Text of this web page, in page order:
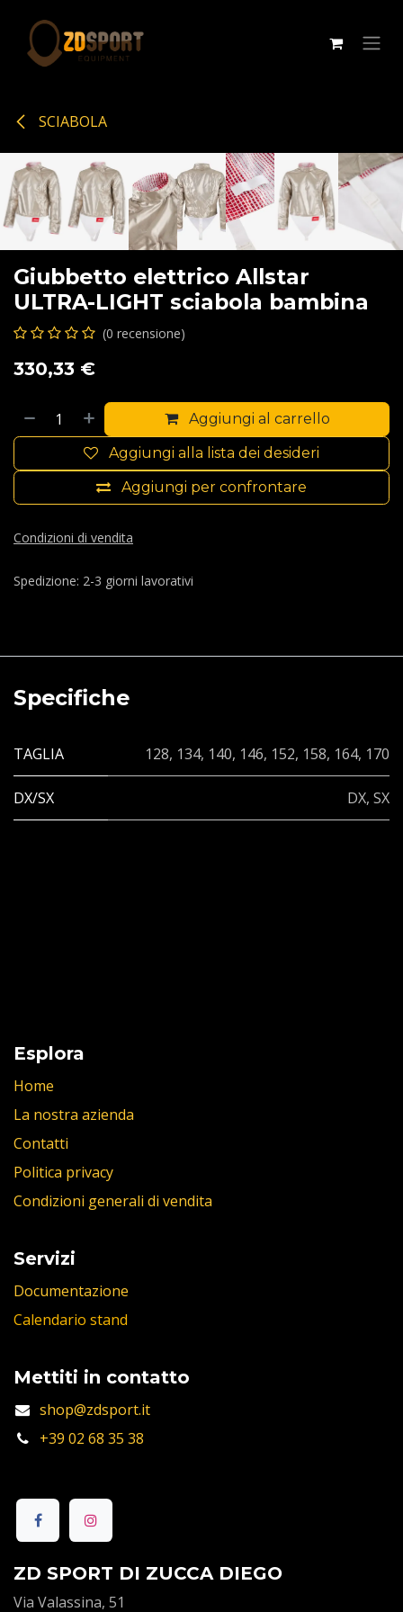
SCIABOLA
Giubbetto elettrico Allstar
ULTRA-LIGHT sciabola bambina
(0 recensione)
330,33 €
Aggiungi al carrello
Aggiungi per confrontare
Aggiungi alla lista dei desideri
Condizioni di vendita
Spedizione: 2-3 giorni lavorativi
Specifiche
TAGLIA 128, 134, 140, 146, 152, 158, 164, 170
DX/SX DX, SX
Esplora
Home
La nostra azienda
Contatti
Politica privacy
Condizioni generali di vendita
Servizi
Documentazione
Calendario stand
Mettiti in contatto
shop@zdsport.it
+39 02 68 35 38
ZD SPORT DI ZUCCA DIEGO
Via Valassina, 51